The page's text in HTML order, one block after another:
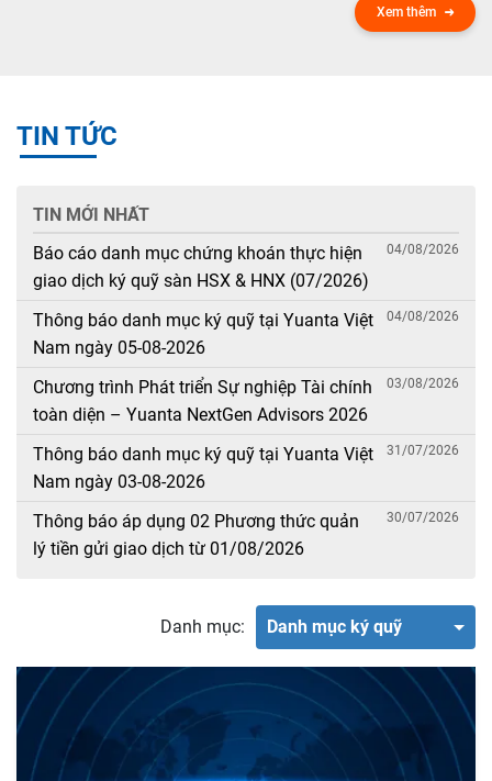
Xem thêm
TIN TỨC
TIN MỚI NHẤT
Báo cáo danh mục chứng khoán thực hiện
giao dịch ký quỹ sàn HSX & HNX (07/2026)
04/08/2026
Thông báo danh mục ký quỹ tại Yuanta Việt
Nam ngày 05-08-2026
04/08/2026
Chương trình Phát triển Sự nghiệp Tài chính
toàn diện – Yuanta NextGen Advisors 2026
03/08/2026
Thông báo danh mục ký quỹ tại Yuanta Việt
Nam ngày 03-08-2026
31/07/2026
Thông báo áp dụng 02 Phương thức quản
lý tiền gửi giao dịch từ 01/08/2026
30/07/2026
Danh mục: Danh mục ký quỹ